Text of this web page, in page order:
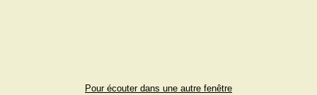
Pour écouter dans une autre fenêtre